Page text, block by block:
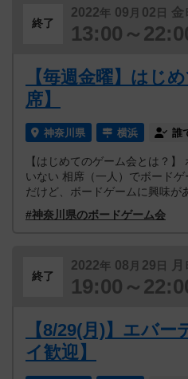
終了
2022年 09 月 02 日 金
13:00～
【毎週金曜】はじ
席】
神奈川県 横浜 誰
【はじめてのゲーム会とは？
いない 相席（一人）でボード
だけど、ボードゲームに興味が
#神奈川県のボードゲーム会
終了
2022年 08 月 29 日 月
19:00～
【8/29(月)】エバ
イ歓迎】